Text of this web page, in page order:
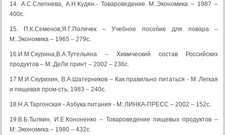
14. А.С.Слепнева, А.Н.Кудян.- Товароведение М:.Экономика – 1987 –
400с.
15. П.К.Семенов,Я.Г.Полячек – Учебное пособие для повара –
М:.Экономика – 1965 – 279с.
16.И.М.Скурина,В.А.Тутельяна – Химический состав Российских
продуктов – М:.ДеЛи принт – 2002 – 236с.
17.М.И.Скурихин, В.А.Шатерников – Как правильно питаться - М:.Легкая
и пищевая пром-сть, 1983 – 240с.
18.Н.А.Таргонская - Азбука питания - М:.ЛИНКА-ПРЕСС – 2002 – 152с.
19.В.Б.Тылкин, И.Е.Кононенко – Товароведение пищевых продуктов –
М:.Экономика – 1980 – 432с.